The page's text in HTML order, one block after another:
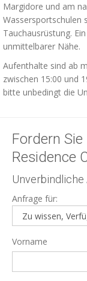
Margidore und am
Wassersportschulen
Tauchausrüstung.
unmittelbarer Nähe.
Aufenthalte sind ab
zwischen 15:00 und
bitte unbedingt die
Fordern
Residence
Unverbindliche
Anfrage für:
Vorname